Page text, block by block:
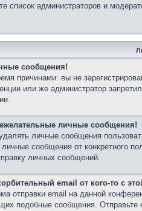
список администраторов и
сообщения!
причинами: вы не
или же администратор
личные сообщения!
личные сообщения
сообщения от конкретного
личных сообщений.
email от кого-то с
отправки email на данной
подобные сообщения.